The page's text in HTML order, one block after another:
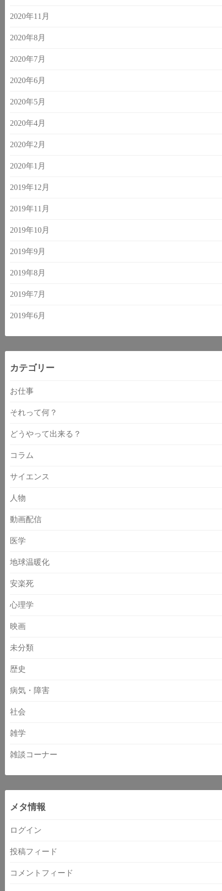
2020年11月
2020年8月
2020年7月
2020年6月
2020年5月
2020年4月
2020年2月
2020年1月
2019年12月
2019年11月
2019年10月
2019年9月
2019年8月
2019年7月
2019年6月
カテゴリー
お仕事
それって何？
どうやって出来る？
コラム
サイエンス
人物
動画配信
医学
地球温暖化
安楽死
心理学
映画
未分類
歴史
病気・障害
社会
雑学
雑談コーナー
メタ情報
ログイン
投稿フィード
コメントフィード